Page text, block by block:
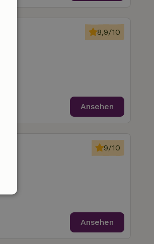
8,9/10
Ansehen
9/10
Ansehen